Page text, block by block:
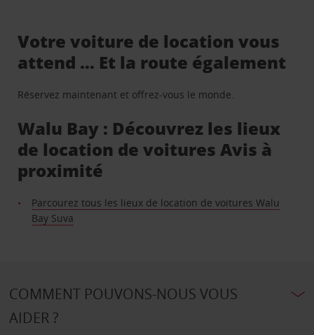
Votre voiture de location vous
attend … Et la route également
Réservez maintenant et offrez-vous le monde.
Walu Bay : Découvrez les lieux
de location de voitures Avis à
proximité
Parcourez tous les lieux de location de voitures Walu
Bay Suva
COMMENT POUVONS-NOUS VOUS
AIDER ?